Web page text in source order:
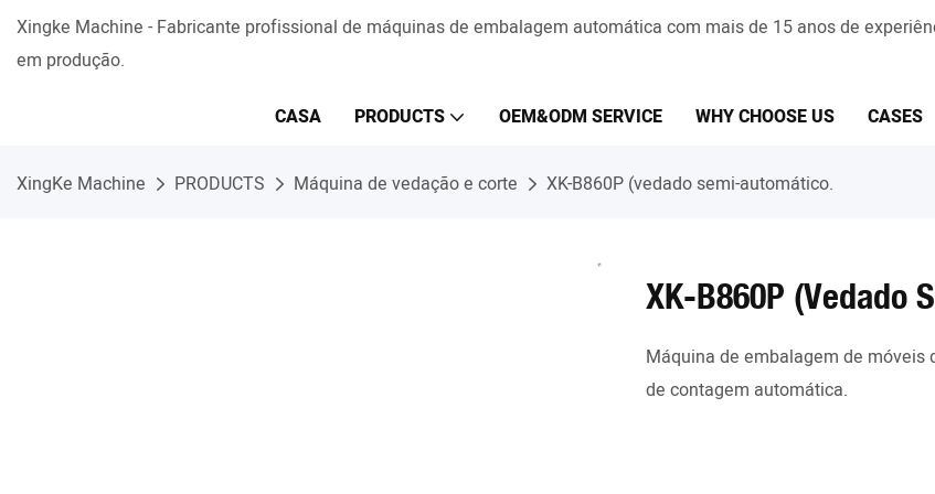
Xingke Machine - Fabricante profissional de máquinas de embalagem automática com mais de 15 anos de
em produção.
CASA PRODUCTS OEM&ODM SERVICE WHY CHOOSE US CASES
XingKe Machine PRODUCTS Máquina de vedação e corte XK-B860P (vedado semi-automático.
XK-B860P (vedado
Máquina de embalagem de móveis
de contagem automática.